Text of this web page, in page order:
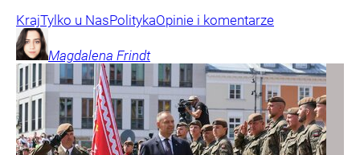
KrajTylko u NasPolitykaOpinie i komentarze
Magdalena Frindt